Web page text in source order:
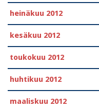
heinäkuu 2012
kesäkuu 2012
toukokuu 2012
huhtikuu 2012
maaliskuu 2012